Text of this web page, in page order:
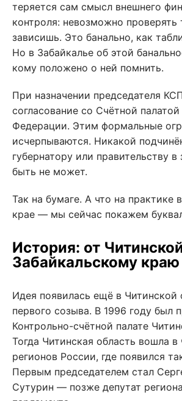
теряется сам смысл внешнего
контроля: невозможно проверять
зависишь. Это банально, как
Но в Забайкалье об этой
кому положено о ней помнить.
При назначении председателя
согласование со Счётной
Федерации. Этим формальные
исчерпываются. Никакой
губернатору или правительству в
быть не может.
Так на бумаге. А что на практике
крае — мы сейчас покажем
История: от
Забайкальскому краю
Идея появилась ещё в Читинской
первого созыва. В 1996 году был
Контрольно-счётной палате
Тогда Читинская область вошла
регионов России, где появился
Первым председателем стал
Сутурин — позже депутат